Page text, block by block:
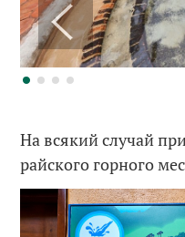
На всякий случай
райского горного